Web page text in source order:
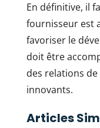
En définitive, il
fournisseur est
favoriser le
doit être
des relations
innovants.
Articles